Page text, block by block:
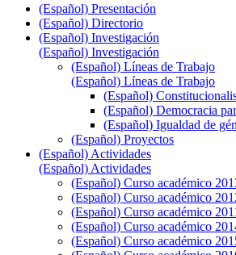
(Español) Presentación
(Español) Directorio
(Español) Investigación
(Español) Investigación
(Español) Líneas de Trabajo
(Español) Líneas de Trabajo
(Español)
(Español) Democracia
(Español) Igualdad de
(Español) Proyectos
(Español) Actividades
(Español) Actividades
(Español) Curso académico
(Español) Curso académico
(Español) Curso académico
(Español) Curso académico
(Español) Curso académico